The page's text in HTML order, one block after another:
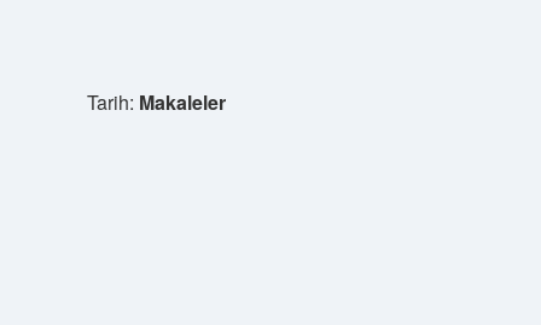
Tarih: Makaleler